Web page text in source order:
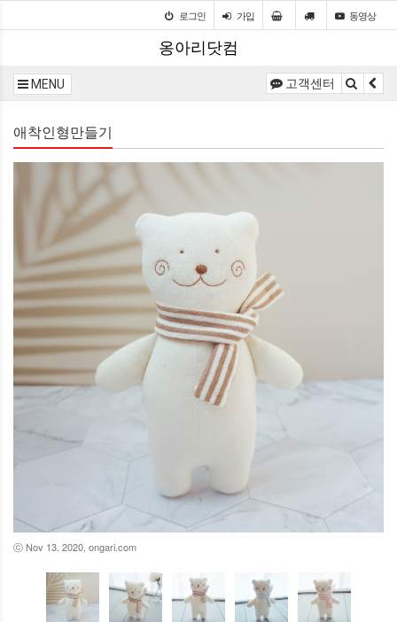
로그인 가입 동영상
옹아리닷컴
MENU 고객센터
애착인형만들기
ⓒ Nov 13. 2020, ongari.com